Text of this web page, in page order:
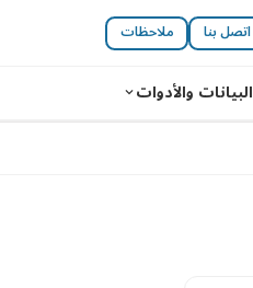
اتصل بنا ملاحظات
البيانات والأدوات